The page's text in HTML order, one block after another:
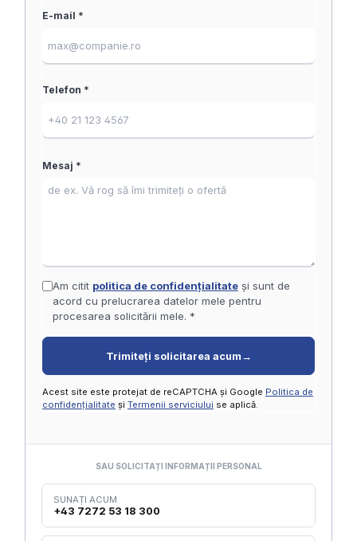
E-mail *
Telefon *
Mesaj *
Am citit politica de confidențialitateși sunt de
acord cu prelucrarea datelor mele pentru
procesarea solicitării mele. *
Trimiteți solicitarea acum →
Acest site este protejat de reCAPTCHA și Google Politica de
confidențialitate și Termenii serviciului se aplică.
SAU SOLICITAȚI INFORMAȚII PERSONAL
SUNAȚI ACUM
+43 7272 53 18 300